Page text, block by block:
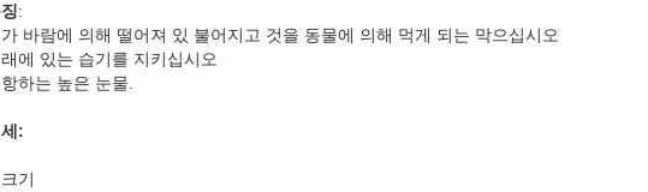
:
바람에 의해 떨어져 있 불어지고 것을 동물에 의해 먹게 되는 막으십시오
에 있는 습기를 지키십시오
하는 높은 눈물.
:
크기